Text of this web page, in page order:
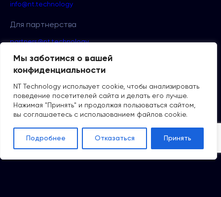
Мы заботимся о вашей
конфиденциальности
NT Technology использует cookie, чтобы анализировать
поведение посетителей сайта и делать его лучше.
Нажимая "Принять" и продолжая пользоваться сайтом,
вы соглашаетесь с использованием файлов cookie.
Подробнее Отказаться Принять
info@nt.technology
Для партнерства
partners@nt.technology